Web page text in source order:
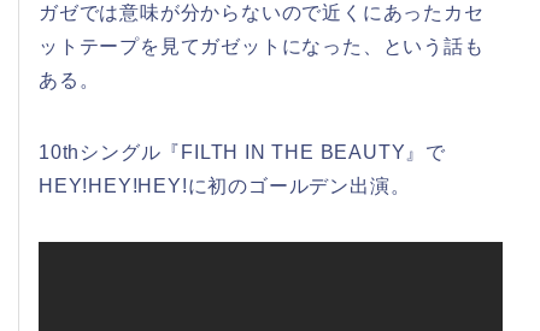
ガゼでは意味が分からないので近くにあったカセ
ットテープを見てガゼットになった、という話も
ある。
10thシングル『FILTH IN THE BEAUTY』で
HEY!HEY!HEY!に初のゴールデン出演。